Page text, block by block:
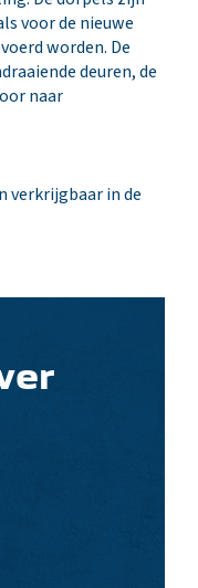
voor de nieuwe
worden. De
deuren, de
naar
verkrijgbaar in de